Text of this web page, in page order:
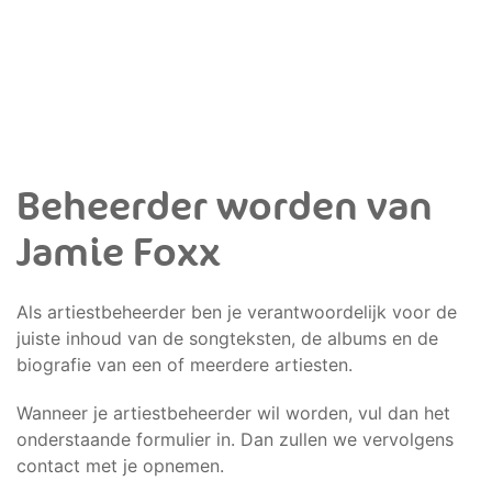
Beheerder worden van
Jamie Foxx
Als artiestbeheerder ben je verantwoordelijk voor de
juiste inhoud van de songteksten, de albums en de
biografie van een of meerdere artiesten.
Wanneer je artiestbeheerder wil worden, vul dan het
onderstaande formulier in. Dan zullen we vervolgens
contact met je opnemen.